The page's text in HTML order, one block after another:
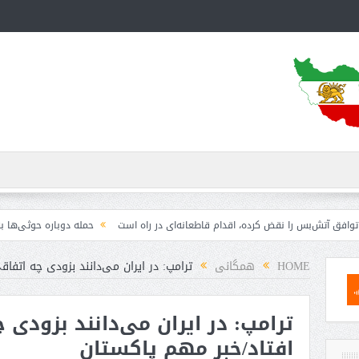
را نقض کرده، اقدام قاطعانه‌ای در راه است حمله دوباره حوثی‌ها به عربستان؛
HOME همگانی ترامپ: در ایران می‌دانند بزودی چه
ترامپ: در ایران می‌دانند
افتاد/خبر مهم پاکستان